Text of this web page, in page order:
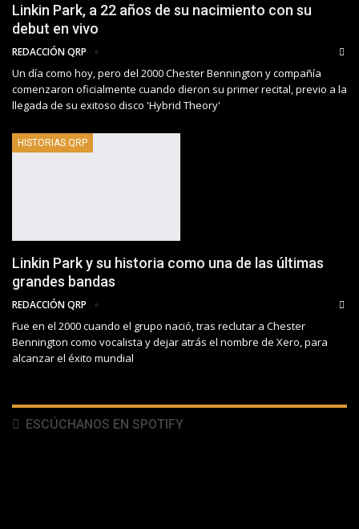
Linkin Park, a 22 años de su nacimiento con su
debut en vivo
REDACCIÓN QRP
Un día como hoy, pero del 2000 Chester Bennington y compañía
comenzaron oficialmente cuando dieron su primer recital, previo a la
llegada de su exitoso disco 'Hybrid Theory'
HISTORIAS QRP
Linkin Park y su historia como una de las últimas
grandes bandas
REDACCIÓN QRP
Fue en el 2000 cuando el grupo nació, tras reclutar a Chester
Bennington como vocalista y dejar atrás el nombre de Xero, para
alcanzar el éxito mundial
ESCÚCHANOS EN SPOTIFY